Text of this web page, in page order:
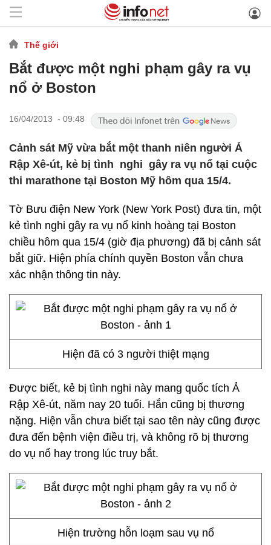
Thế giới
Bắt được một nghi phạm gây ra vụ
nổ ở Boston
16/04/2013 - 09:48
Cảnh sát Mỹ vừa bắt một thanh niên người Ả
Rập Xê-út, kẻ bị tình nghi gây ra vụ nổ tại cuộc
thi marathone tại Boston Mỹ hôm qua 15/4.
Tờ Bưu điện New York (New York Post) đưa tin, một
kẻ tình nghi gây ra vụ nổ kinh hoàng tại Boston
chiều hôm qua 15/4 (giờ địa phương) đã bị cảnh sát
bắt giữ. Hiện phía chính quyền Boston vẫn chưa
xác nhận thông tin này.
Hiện đã có 3 người thiệt mạng
Được biết, kẻ bị tình nghi này mang quốc tích Ả
Rập Xê-út, năm nay 20 tuổi. Hắn cũng bị thương
nặng. Hiện vẫn chưa biết tại sao tên này cũng được
đưa đến bệnh viện điều trị, và không rõ bị thương
do vụ nổ hay trong lúc truy bắt.
Hiện trường hỗn loạm sau vụ nổ